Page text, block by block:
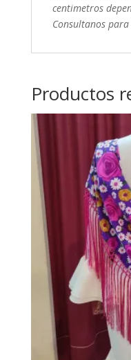
centimetros
Consultanos
Productos